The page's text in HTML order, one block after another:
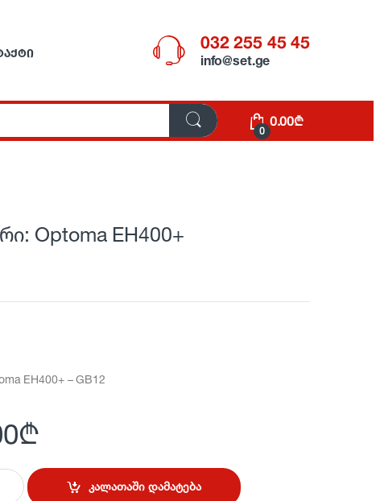
032 255 45 45
info@set.ge
0
0.00₾
Optoma EH400+
EH400+ – GB12
₾
კალათაში დამატება